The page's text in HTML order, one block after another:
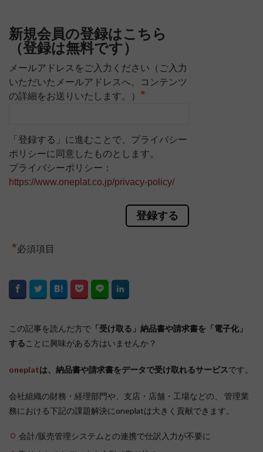
新規会員の登録はこちら
（登録は無料です）
メールアドレスをご入力ください（ご入力
いただいたメールアドレスへ、コンテンツ
の詳細をお送りいたします。） *
「登録する」に進むことで、プライバシー
ポリシーに同意したものとします。
プライバシーポリシー：
https://www.oneplat.co.jp/privacy-policy/
*必須項目
この記事を読んだ方で 「受け取る」納品書や請求書を「電子化」
する ことに興味がある方はいませんか？
oneplatは、納品書や請求書をデータで受け取れるサービスです。
会社組織の財務・経理部門や、支店・店舗・工場などの、 管理業
務における下記の課題解決にoneplatは大きく貢献できます。
会計/販売管理システムとの連携で仕訳入力が不要に